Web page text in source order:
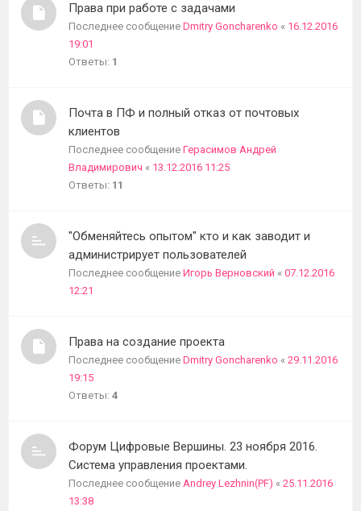
Права при работе с задачами
Последнее сообщение Dmitry Goncharenko « 16.12.2016
19:01
Ответы: 1
Почта в ПФ и полный отказ от почтовых
клиентов
Последнее сообщение Герасимов Андрей
Владимирович « 13.12.2016 11:25
Ответы: 11
"Обменяйтесь опытом" кто и как заводит и
администрирует пользователей
Последнее сообщение Игорь Верновский « 07.12.2016
12:21
Права на создание проекта
Последнее сообщение Dmitry Goncharenko « 29.11.2016
19:15
Ответы: 4
Форум Цифровые Вершины. 23 ноября 2016.
Система управления проектами.
Последнее сообщение Andrey Lezhnin(PF) « 25.11.2016
13:38